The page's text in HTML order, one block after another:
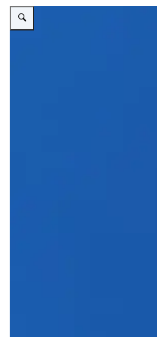
Vergroot afbeelding De vlag van Oekraïne